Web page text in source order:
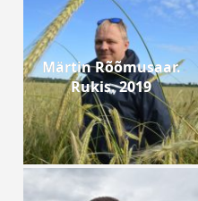
Märtin Rõõmusaar.
Rukis. 2019